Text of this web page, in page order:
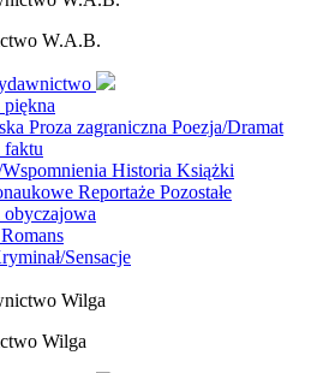
W.A.B.
Proza zagraniczna Poezja/Dramat
faktu
Historia Książki
Reportaże Pozostałe
Sensacje
Wilga